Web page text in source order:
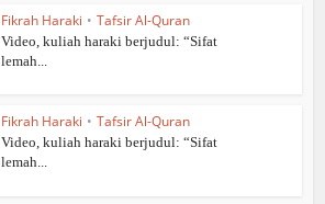
Fikrah Haraki • Tafsir Al-Quran
Video, kuliah haraki berjudul: “Sifat
lemah...
Fikrah Haraki • Tafsir Al-Quran
Video, kuliah haraki berjudul: “Sifat
lemah...